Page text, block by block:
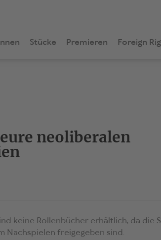
Stücke Premieren Foreign
neoliberalen
keine Rollenbücher erhältlich, da die
Nachspielen freigegeben sind.